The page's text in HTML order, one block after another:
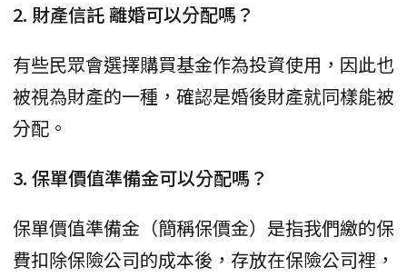
2. 財產信託 離婚可以分配嗎？
有些民眾會選擇購買基金作為投資使用，因此也
被視為財產的一種，確認是婚後財產就同樣能被
分配。
3. 保單價值準備金可以分配嗎？
保單價值準備金（簡稱保價金）是指我們繳的保
費扣除保險公司的成本後，存放在保險公司裡，